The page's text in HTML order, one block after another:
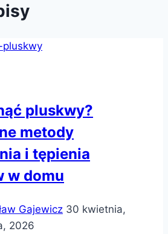
pluskwy?
metody
i tępienia
w domu
Gajewicz 30 kwietnia,
2026